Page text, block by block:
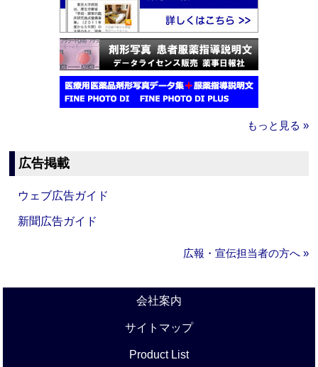
もっと見る »
広告掲載
ウェブ広告ガイド
新聞広告ガイド
広報・宣伝担当者の方へ »
会社案内
サイトマップ
Product List